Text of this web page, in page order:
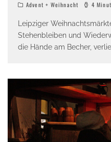
Advent + Weihnacht 4
Leipziger
Stehenbleiben und
die Hände am Becher,